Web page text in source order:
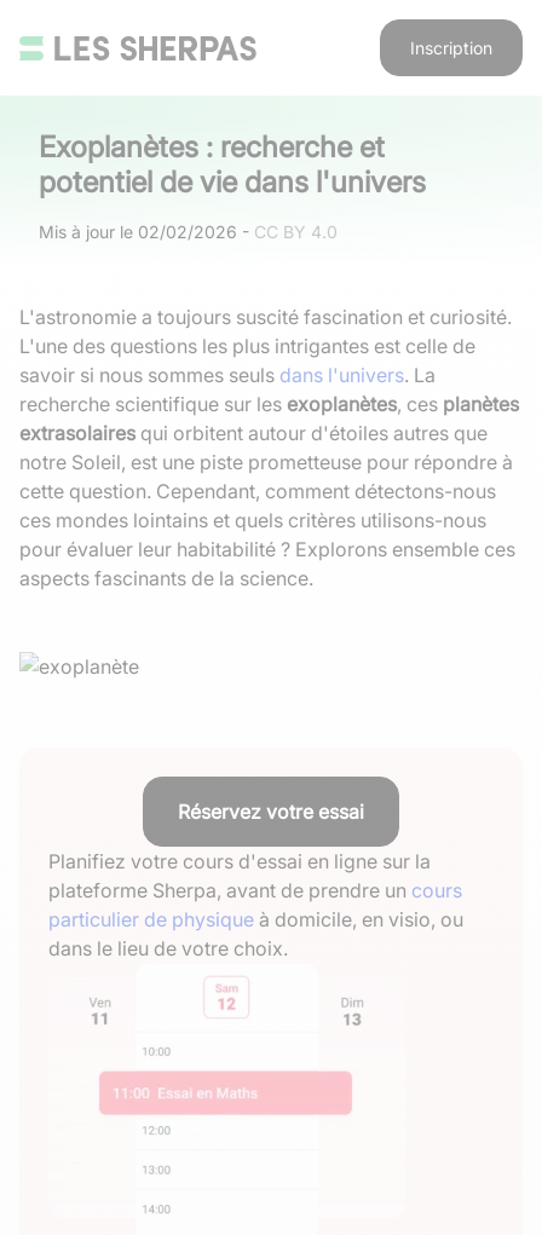
Inscription
Exoplanètes : recherche et
potentiel de vie dans l'univers
Mis à jour le 02/02/2026 - CC BY 4.0
L'astronomie a toujours suscité fascination et curiosité.
L'une des questions les plus intrigantes est celle de
savoir si nous sommes seuls dans l'univers. La
recherche scientifique sur les exoplanètes, ces planètes
extrasolaires qui orbitent autour d'étoiles autres que
notre Soleil, est une piste prometteuse pour répondre à
cette question. Cependant, comment détectons-nous
ces mondes lointains et quels critères utilisons-nous
pour évaluer leur habitabilité ? Explorons ensemble ces
aspects fascinants de la science.
Réservez votre essai
Planifiez votre cours d'essai en ligne sur la
plateforme Sherpa, avant de prendre un cours
particulier de physique à domicile, en visio, ou
dans le lieu de votre choix.